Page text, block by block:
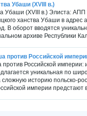
Убаши (XVIII в.)
Убаши (XVIII в.) Элиста: АПП
ханства Убаши в адрес
В оборот вводятся
архиве Республики
Российской
Российской империи:
уникальная по
сложную историю польско-
империи предстают в